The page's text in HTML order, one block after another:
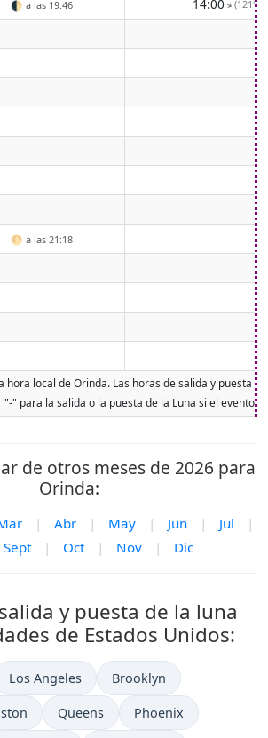
🌓 a las 19:46 14:00↑(121°
🌕 a las 21:18
hora local de Orinda. Las horas de salida y puesta
" para la salida o la puesta de la Luna si el evento
de otros meses de 2026 para
Orinda:
| Abr | May | Jun | Jul
|
Sept | Oct | Nov | Dic
y puesta de la luna
de Estados Unidos:
Los Angeles Brooklyn
Queens Phoenix